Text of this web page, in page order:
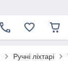
Ручні ліхтарі